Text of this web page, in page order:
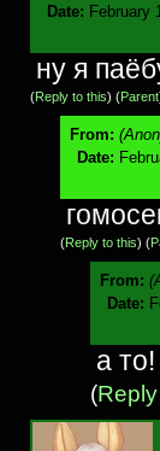
Date: February
ну я
(Reply to this) (Parent
From:
Date:
(Reply to this) (
From:
Date:
а то!
(